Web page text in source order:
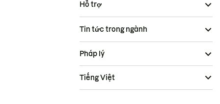
Hỗ trợ
Tin tức trong ngành
Pháp lý
Tiếng Việt